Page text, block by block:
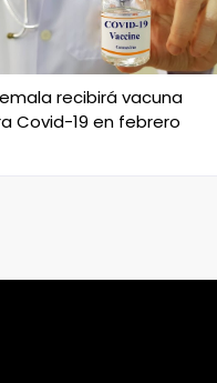
recibirá vacuna
Covid-19 en febrero